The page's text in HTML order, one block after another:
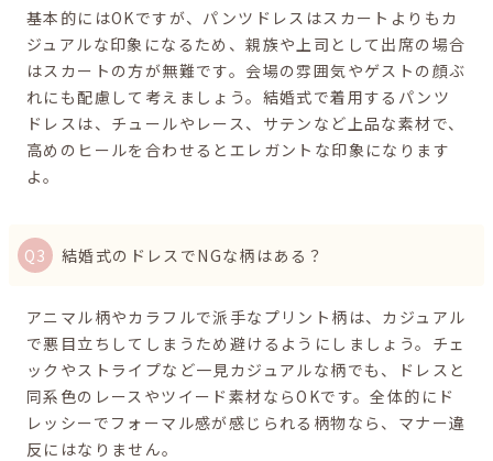
基本的にはOKですが、パンツドレスはスカートよりもカ
ジュアルな印象になるため、親族や上司として出席の場合
はスカートの方が無難です。会場の雰囲気やゲストの顔ぶ
れにも配慮して考えましょう。結婚式で着用するパンツ
ドレスは、チュールやレース、サテンなど上品な素材で、
高めのヒールを合わせるとエレガントな印象になります
よ。
結婚式のドレスでNGな柄はある？
アニマル柄やカラフルで派手なプリント柄は、カジュアル
で悪目立ちしてしまうため避けるようにしましょう。チェ
ックやストライプなど一見カジュアルな柄でも、ドレスと
同系色のレースやツイード素材ならOKです。全体的にド
レッシーでフォーマル感が感じられる柄物なら、マナー違
反にはなりません。